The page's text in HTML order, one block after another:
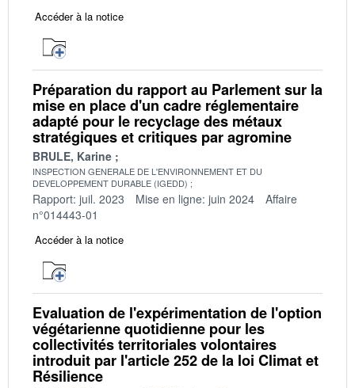
Accéder à la notice
Préparation du rapport au Parlement sur la
mise en place d'un cadre réglementaire
adapté pour le recyclage des métaux
stratégiques et critiques par agromine
BRULE, Karine
INSPECTION GENERALE DE L'ENVIRONNEMENT ET DU
DEVELOPPEMENT DURABLE (IGEDD)
Rapport: juil. 2023 Mise en ligne: juin 2024
Affaire
n°014443-01
Accéder à la notice
Evaluation de l'expérimentation de l'option
végétarienne quotidienne pour les
collectivités territoriales volontaires
introduit par l'article 252 de la loi Climat et
Résilience